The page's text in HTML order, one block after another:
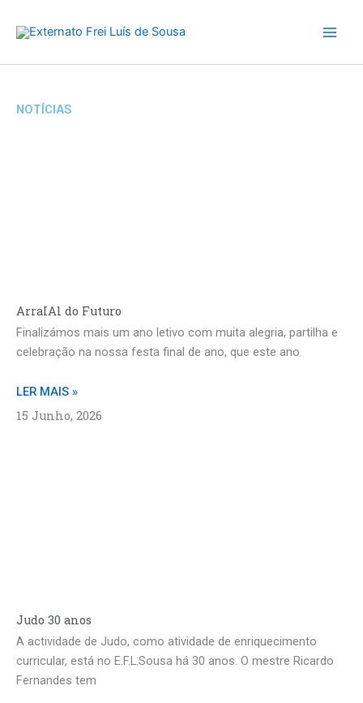
NOTÍCIAS
ArraIAl do Futuro
Finalizámos mais um ano letivo com muita alegria, partilha e
celebração na nossa festa final de ano, que este ano
LER MAIS »
15 Junho, 2026
Judo 30 anos
A actividade de Judo, como atividade de enriquecimento
curricular, está no E.F.L.Sousa há 30 anos. O mestre Ricardo
Fernandes tem